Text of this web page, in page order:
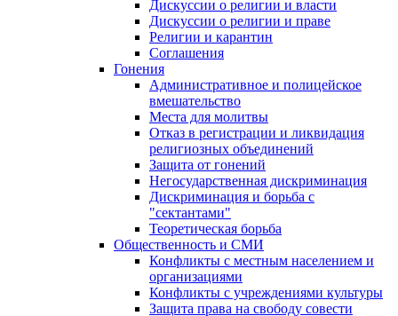
Дискуссии о религии и власти
Дискуссии о религии и праве
Религии и карантин
Соглашения
Гонения
Административное и полицейское
вмешательство
Места для молитвы
Отказ в регистрации и ликвидация
религиозных объединений
Защита от гонений
Негосударственная дискриминация
Дискриминация и борьба с
"сектантами"
Теоретическая борьба
Общественность и СМИ
Конфликты с местным населением и
организациями
Конфликты с учреждениями культуры
Защита права на свободу совести